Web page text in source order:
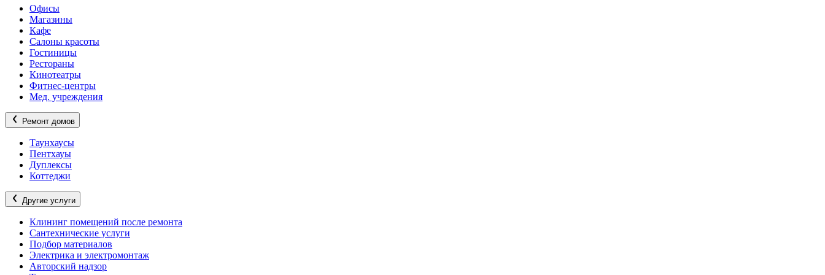
Офисы
Магазины
Кафе
Салоны красоты
Гостиницы
Рестораны
Кинотеатры
Фитнес-центры
Мед. учреждения
Ремонт домов
Таунхаусы
Пентхауы
Дуплексы
Коттеджи
Другие услуги
Клининг помещений после ремонта
Сантехнические услуги
Подбор материалов
Электрика и электромонтаж
Авторский надзор